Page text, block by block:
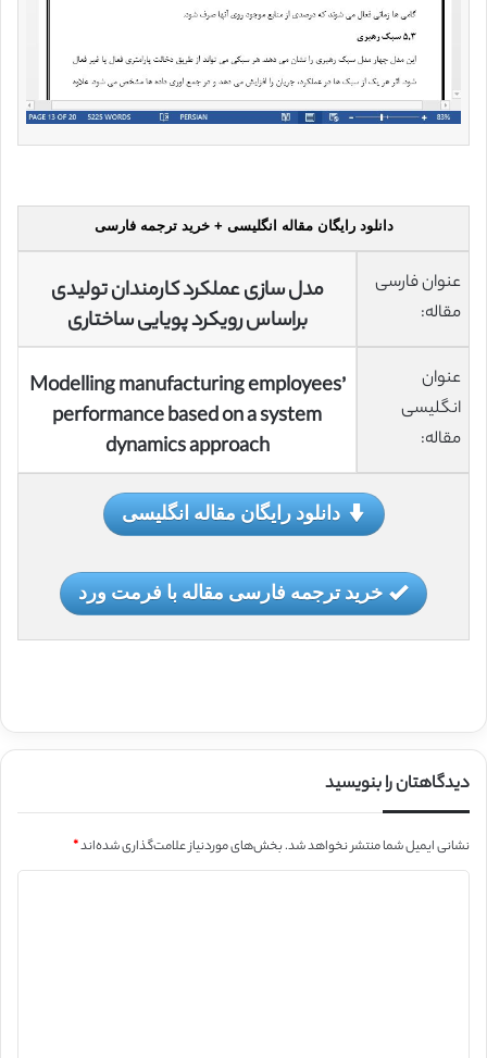
دانلود رایگان مقاله انگلیسی + خرید ترجمه فارسی
عنوان فارسی
مقاله:
مدل سازی عملکرد کارمندان تولیدی
براساس رویکرد پویایی ساختاری
عنوان
انگلیسی
مقاله:
Modelling manufacturing employees’
performance based on a system
dynamics approach
دانلود رایگان مقاله انگلیسی
خرید ترجمه فارسی مقاله با فرمت ورد
دیدگاهتان را بنویسید
نشانی ایمیل شما منتشر نخواهد شد.بخش‌های موردنیاز علامت‌گذاری شده‌اند*